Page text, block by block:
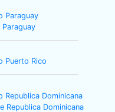
Paraguay
Puerto Rico
Republica Dominicana
Republica Dominicana